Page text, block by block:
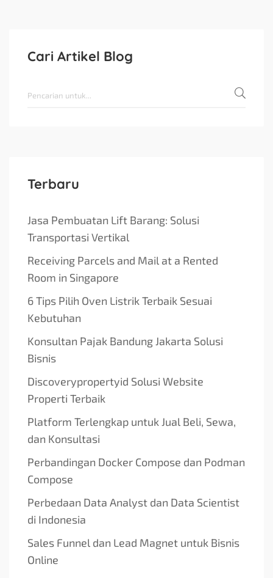
Cari Artikel Blog
Terbaru
Jasa Pembuatan Lift Barang: Solusi
Transportasi Vertikal
Receiving Parcels and Mail at a Rented
Room in Singapore
6 Tips Pilih Oven Listrik Terbaik Sesuai
Kebutuhan
Konsultan Pajak Bandung Jakarta Solusi
Bisnis
Discoverypropertyid Solusi Website
Properti Terbaik
Platform Terlengkap untuk Jual Beli, Sewa,
dan Konsultasi
Perbandingan Docker Compose dan Podman
Compose
Perbedaan Data Analyst dan Data Scientist
di Indonesia
Sales Funnel dan Lead Magnet untuk Bisnis
Online